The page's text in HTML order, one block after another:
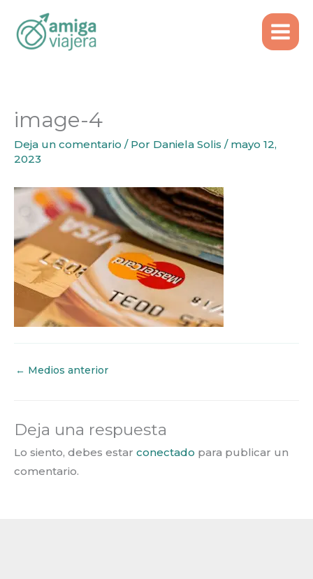
contenido
Qué hacer si no te aceptan tu IBAN extranjero
image-4
image-4
Deja un comentario / Por Daniela Solis / mayo 12,
2023
← Medios anterior
Deja una respuesta
Lo siento, debes estar conectado para publicar un
comentario.